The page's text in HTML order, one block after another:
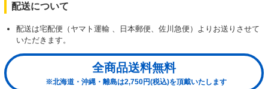
配送について
配送は宅配便（ヤマト運輸 、日本郵便、佐川急便）よりお送りさせて
いただきます。
全商品送料無料
※北海道・沖縄・離島は2,750円(税込)を頂戴いたします